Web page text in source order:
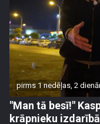
pirms 1 nedēļas, 2
"Man tā besī!"
krāpnieku